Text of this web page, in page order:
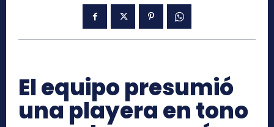
El equipo presumió
una playera en tono